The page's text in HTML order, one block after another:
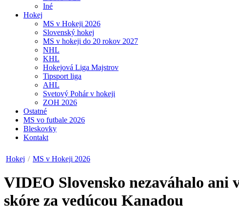
Iné
Hokej
MS v Hokeji 2026
Slovenský hokej
MS v hokeji do 20 rokov 2027
NHL
KHL
Hokejová Liga Majstrov
Tipsport liga
AHL
Svetový Pohár v hokeji
ZOH 2026
Ostatné
MS vo futbale 2026
Bleskovky
Kontakt
Hokej / MS v Hokeji 2026
VIDEO Slovensko nezaváhalo
skóre za vedúcou Kanadou